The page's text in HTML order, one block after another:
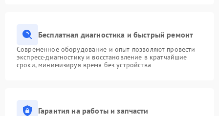
Бесплатная диагностика и быстрый ремонт
Современное оборудование и опыт позволяют провести
экспресс-диагностику и восстановление в кратчайшие
сроки, минимизируя время без устройства
Гарантия на работы и запчасти